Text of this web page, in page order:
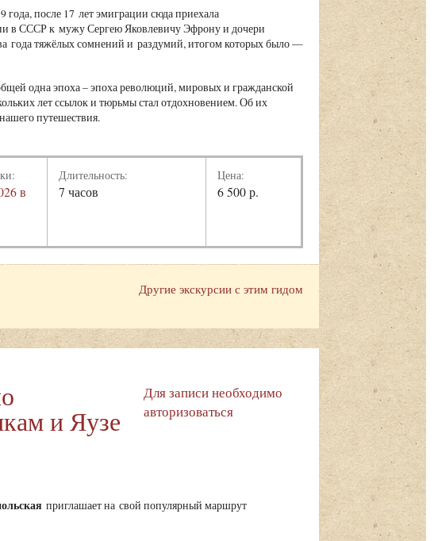
после 17 лет эмиграции сюда приехала
в СССР к мужу Сергею Яковлевичу Эфрону и дочери
тяжёлых сомнений и раздумий, итогом которых было —
одна эпоха – эпоха революций, мировых и гражданской
лет ссылок и тюрьмы стал отдохновением. Об их
путешествия.
в
Длительность:
7 часов
Цена:
6 500 р.
Другие экскурсии с этим гидом
и Яузе
Для записи необходимо
авторизоваться
приглашает на свой популярный маршрут